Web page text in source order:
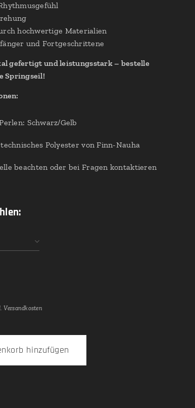
hochwertige Materialien
und Fortgeschrittene
gefertigt und leistungsstark – bestelle
Springseil!
Schwarz/Gelb
Polyester von Finn-Nauha
beachten oder bei Fragen kontaktieren
Versandkosten
hinzufügen